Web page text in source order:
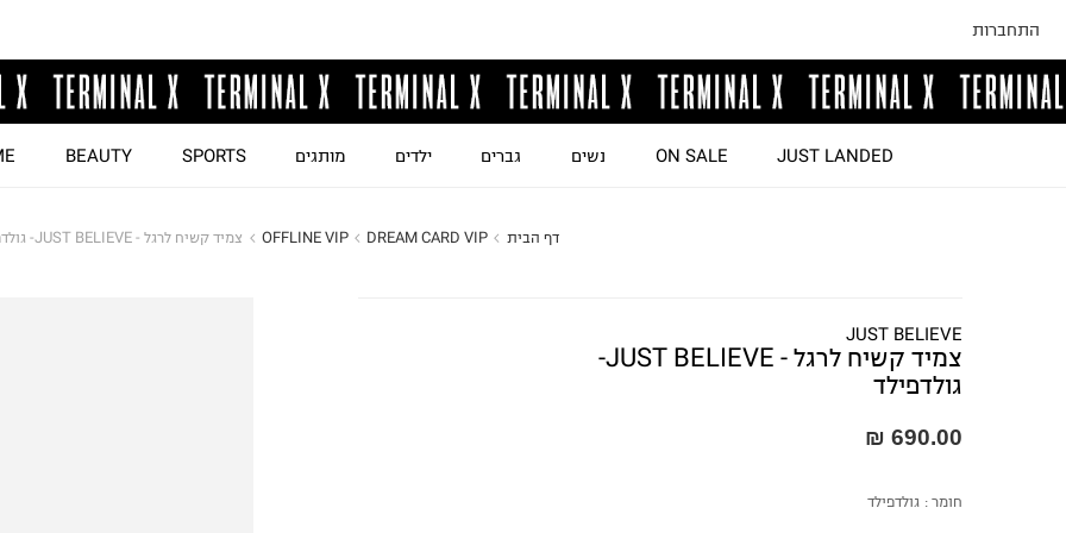
התחברות
JUST LANDED
ON SALE נשים גברים ילדים מותגים SPORTS
BEAUTY
דף הבית DREAM CARD VIP
OFFLINE VIP צמיד קשיח לרגל - JUST BELIEVE- גולדפילד
JUST BELIEVE
צמיד קשיח לרגל - JUST BELIEVE-
גולדפילד
690.00 ₪
חומר : גולדפילד